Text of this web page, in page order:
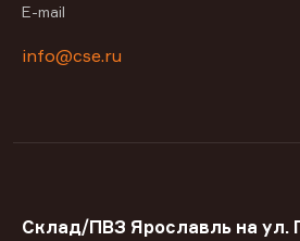
E-mail
info@cse.ru
Склад/ПВЗ Ярославль на ул.